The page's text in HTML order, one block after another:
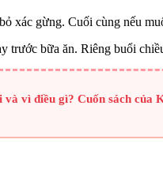
xác gừng. Cuối cùng nếu
trước bữa ăn. Riêng buổi
vì điều gì? Cuốn sách